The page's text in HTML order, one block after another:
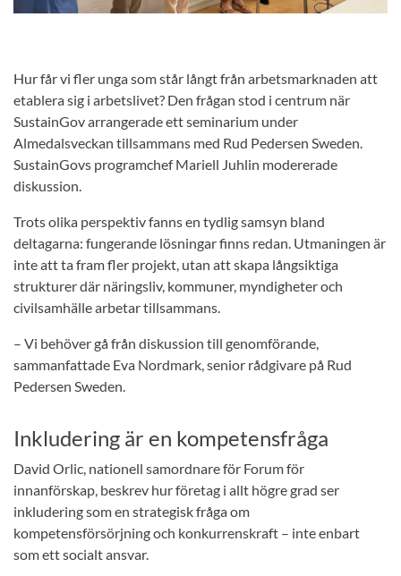
Hur får vi fler unga som står långt från arbetsmarknaden att
etablera sig i arbetslivet? Den frågan stod i centrum när
SustainGov arrangerade ett seminarium under
Almedalsveckan tillsammans med Rud Pedersen Sweden.
SustainGovs programchef Mariell Juhlin modererade
diskussion.
Trots olika perspektiv fanns en tydlig samsyn bland
deltagarna: fungerande lösningar finns redan. Utmaningen är
inte att ta fram fler projekt, utan att skapa långsiktiga
strukturer där näringsliv, kommuner, myndigheter och
civilsamhälle arbetar tillsammans.
– Vi behöver gå från diskussion till genomförande,
sammanfattade Eva Nordmark, senior rådgivare på Rud
Pedersen Sweden.
Inkludering är en kompetensfråga
David Orlic, nationell samordnare för Forum för
innanförskap, beskrev hur företag i allt högre grad ser
inkludering som en strategisk fråga om
kompetensförsörjning och konkurrenskraft – inte enbart
som ett socialt ansvar.